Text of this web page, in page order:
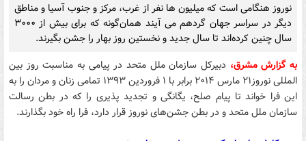
نوروز هنگامی است که میلیون ها نفر از غرب، مرکز و جنوب آسیا و مناطق
دیگر در سراسر جهان گردهم می آیند همان‌گونه که برای بیش از ۳۰۰۰
سال چنین کرده‌اند تا سال جدید و نخستین روز بهار را جشن بگیرند.
به گزارش مشرق، دبیرکل سازمان ملل متحد در پیامی به مناسبت روز بین
المللی نوروز۲۱ مارس ۲۰۱۴ برابر با ۱ فروردین ۱۳۹۳ تمامی زنان و مردان را به
این فرا خواند تا پیام صلح، یگانگی و تجدید پذیری را که در بطن رسالت
سازمان ملل متحد و در بطن جشن‌های نوروز قرار دارد، فرا راه خود بگذارند.